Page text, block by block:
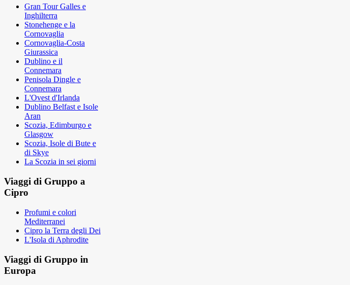
Gran Tour Galles e
Inghilterra
Stonehenge e la
Cornovaglia
Cornovaglia-Costa
Giurassica
Dublino e il
Connemara
Penisola Dingle e
Connemara
L'Ovest d'Irlanda
Dublino Belfast e Isole
Aran
Scozia, Edimburgo e
Glasgow
Scozia, Isole di Bute e
di Skye
La Scozia in sei giorni
Viaggi di Gruppo a
Cipro
Profumi e colori
Mediterranei
Cipro la Terra degli Dei
L'Isola di Aphrodite
Viaggi di Gruppo in
Europa